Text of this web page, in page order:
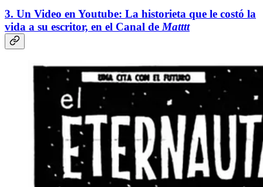
3. Un Video en Youtube: La historieta que le costó la
vida a su escritor, en el Canal de Matttt